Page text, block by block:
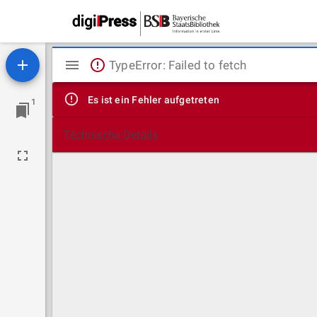
1
Mirador
Viewer
TypeError: Failed to fetch
Es ist ein Fehler aufgetreten
Technische Details